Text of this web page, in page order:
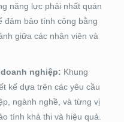
năng lực phải nhất quán
đảm bảo tính công bằng
giữa các nhân viên và
nghiệp: Khung
kế dựa trên các yêu cầu
ngành nghề, và từng vị
tính khả thi và hiệu quả.